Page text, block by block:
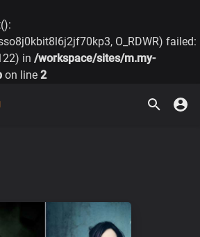
O_RDWR) failed:
in /workspace/sites/m.my-
on line 2